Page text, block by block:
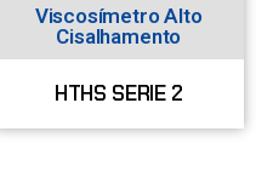
Viscosímetro Alto
Cisalhamento
HTHS SERIE 2